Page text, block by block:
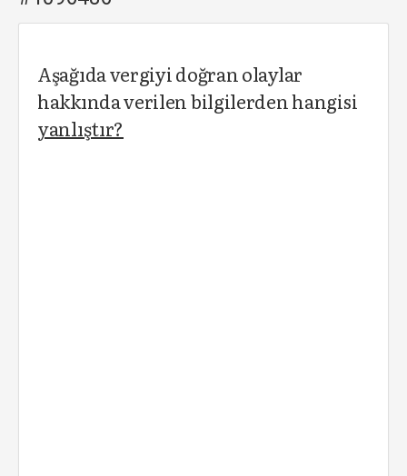
Aşağıda vergiyi doğran olaylar
hakkında verilen bilgilerden hangisi
yanlıştır?